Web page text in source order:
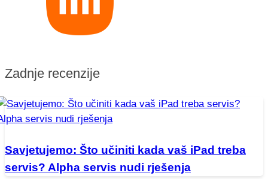
Zadnje recenzije
Savjetujemo: Što učiniti kada vaš iPad treba
servis? Alpha servis nudi rješenja